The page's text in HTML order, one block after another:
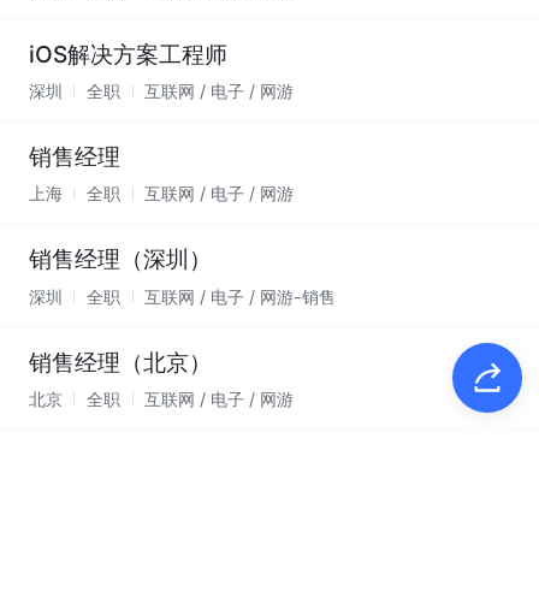
iOS解决方案工程师
深圳 全职 互联网 / 电子 / 网游
销售经理
上海 全职 互联网 / 电子 / 网游
销售经理（深圳）
深圳 全职 互联网 / 电子 / 网游-销售
销售经理（北京）
北京 全职 互联网 / 电子 / 网游